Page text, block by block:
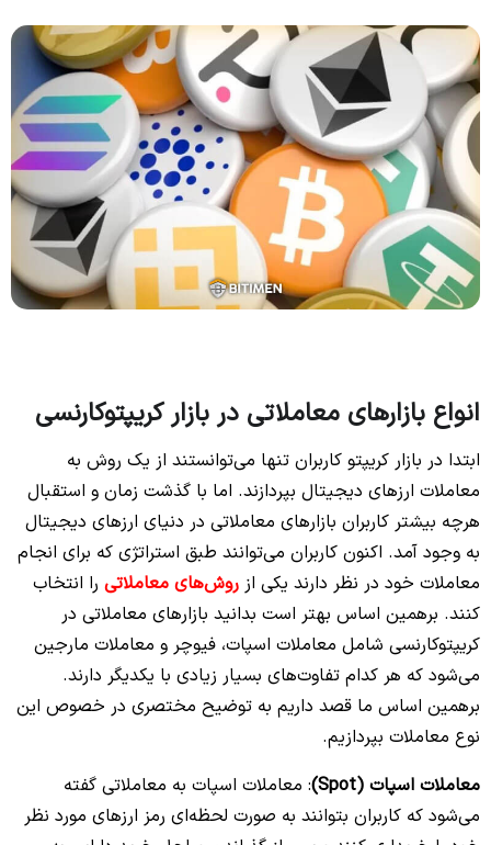
انواع بازارهای معاملاتی در بازار کریپتوکارنسی
ابتدا در بازار کریپتو کاربران تنها می‌توانستند از یک روش به
معاملات ارزهای دیجیتال بپردازند. اما با گذشت زمان و استقبال
هرچه بیشتر کاربران بازارهای معاملاتی در دنیای ارزهای دیجیتال
به وجود آمد. اکنون کاربران می‌توانند طبق استراتژی که برای انجام
معاملات خود در نظر دارند یکی از روش‌های معاملاتی را انتخاب
کنند. برهمین اساس بهتر است بدانید بازارهای معاملاتی در
کریپتوکارنسی شامل معاملات اسپات، فیوچر و معاملات مارجین
می‌شود که هر کدام تفاوت‌های بسیار زیادی با یکدیگر دارند.
برهمین اساس ما قصد داریم به توضیح مختصری در خصوص این
نوع معاملات بپردازیم.
معاملات اسپات (Spot)
: معاملات اسپات به معاملاتی گفته
می‌شود که کاربران بتوانند به صورت لحظه‌ای رمز ارزهای مورد نظر